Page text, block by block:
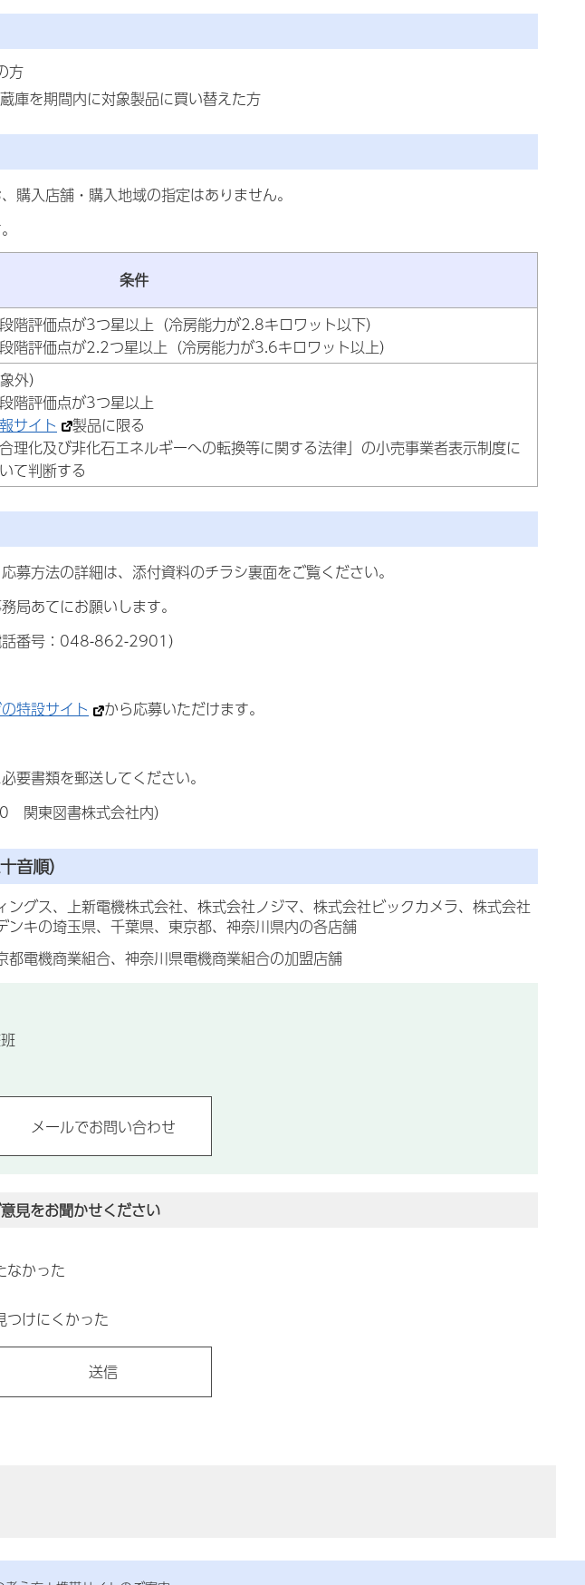
方
庫を期間内に対象製品に買い替えた方
購入店舗・購入地域の指定はありません。
条件
階評価点が3つ星以上（冷房能力が2.8キロワット以下）
階評価点が2.2つ星以上（冷房能力が3.6キロワット以上）
外）
階評価点が3つ星以上
サイト
製品に限る
化及び非化石エネルギーへの転換等に関する法律」の小売事業者表示制度に
て判断する
募方法の詳細は、添付資料のチラシ裏面をご覧ください。
局あてにお願いします。
番号：048-862-2901）
特設サイト
から応募いただけます。
要書類を郵送してください。
東図書株式会社内）
音順）
グス、上新電機株式会社、株式会社ノジマ、株式会社ビックカメラ、株式会社
キの埼玉県、千葉県、東京都、神奈川県内の各店舗
電機商業組合、神奈川県電機商業組合の加盟店舗
見をお聞かせください
なかった
つけにくかった